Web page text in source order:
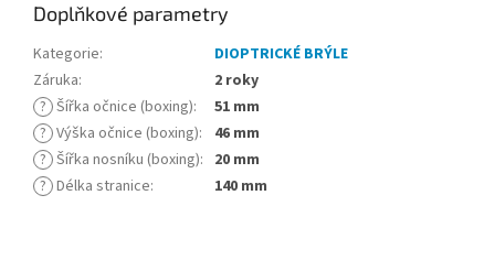
Doplňkové parametry
Kategorie:
DIOPTRICKÉ BRÝLE
Záruka:
2 roky
? Šířka očnice (boxing):
51 mm
? Výška očnice (boxing):
46 mm
? Šířka nosníku (boxing): 20 mm
? Délka stranice: 140 mm